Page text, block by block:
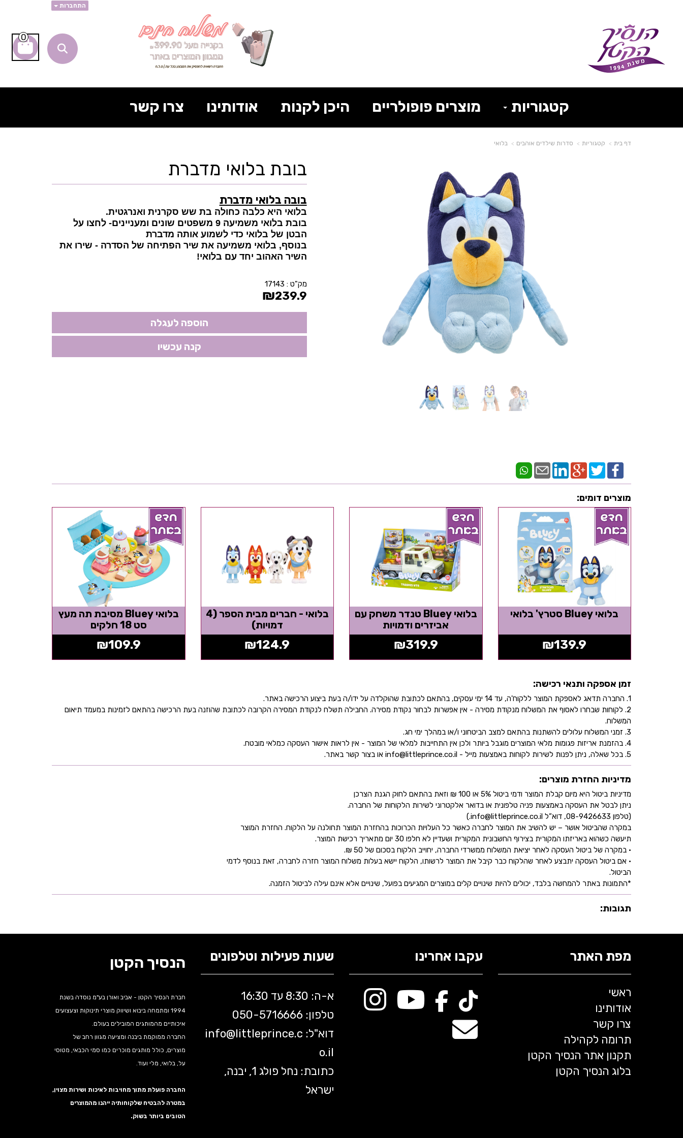
התחברות
0
קטגוריות מוצרים פופולריים היכן לקנות אודותינו צרו קשר
דף בית קטגוריות סדרות שילדים אוהבים בלואי
בובת בלואי מדברת
בובה בלואי מדברת
בלואי היא כלבה כחולה בת שש סקרנית ואנרגטית.
בובת בלואי משמיעה 9 משפטים שונים ומעניינים-
לחצו על
הבטן של בלואי כדי לשמוע אותה מדברת
בנוסף, בלואי משמיעה את שיר הפתיחה של הסדרה - שירו את
השיר האהוב יחד עם בלואי!
מק"ט : 17143
₪239.9
מוצרים דומים:
בלואי Bluey סטרץ' בלואי
₪139.9
בלואי Bluey טנדר משחק עם
אביזרים ודמויות
₪319.9
בלואי - חברים מבית הספר (4
דמויות)
₪124.9
בלואי Bluey מסיבת תה מעץ
סט 18 חלקים
₪109.9
זמן אספקה ותנאי רכישה:
1. החברה תדאג לאספקת המוצר ללקוח'ה, עד 14 ימי עסקים, בהתאם לכתובת שהוקלדה על ידו/ה בעת ביצוע הרכישה באתר.
2. לקוחות שבחרו לאסוף את המשלוח מנקודת מסירה - אין אפשרות לבחור נקודת מסירה. החבילה תשלח לנקודת המסירה הקרובה לכתובת שהוזנה בעת הרכישה בהתאם לזמינות במעמד תיאום
המשלוח.
3. זמני המשלוח עלולים להשתנות בהתאם למצב הביטחוני ו/או במהלך ימי חג.
4. בהזמנת אריזות פגומות מלאי המוצרים מוגבל ביותר ולכן אין התחייבות למלאי של המוצר - אין לראות אישור העסקה כמלאי מובטח.
5. בכל שאלה, ניתן לפנות לשירות לקוחות באמצעות מייל - info@littleprince.co.il או בצור קשר באתר.
מדיניות החזרת מוצרים:
מדיניות ביטול היא מיום קבלת המוצר ודמי ביטול 5% או 100 ₪ וזאת בהתאם לחוק הגנת הצרכן
ניתן לבטל את העסקה באמצעות פניה טלפונית או בדואר אלקטרוני לשירות הלקוחות של החברה.
(טלפון 08-9426633, דוא”ל info@littleprince.co.il.)
במקרה שהביטול אושר – יש להשיב את המוצר לחברה כאשר כל העלויות הכרוכות בהחזרת המוצר תחולנה על הלקוח. החזרת המוצר
תיעשה כשהוא באריזתו המקורית בצירוף החשבונית המקורית ושעדיין לא חלפו 30 יום מתאריך רכישת המוצר.
• במקרה של ביטול העסקה לאחר יציאת המשלוח ממשרדי החברה, יחוייב הלקוח בסכום של 50 ₪.
• אם ביטול העסקה יתבצע לאחר שהלקוח כבר קיבל את המוצר לרשותו, הלקוח יישא בעלות משלוח המוצר חזרה לחברה, זאת בנוסף לדמי
הביטול.
*התמונות באתר להמחשה בלבד, יכולים להיות שינויים קלים במוצרים המגיעים בפועל, שינויים אלא אינם עילה לביטול הזמנה.
תגובות:
מפת האתר
ראשי
אודותינו
צרו קשר
תרומה לקהילה
תקנון אתר הנסיך הקטן
בלוג הנסיך הקטן
עקבו אחרינו שעות פעילות וטלפונים
א-ה: 8:30 עד 16:30
טלפון: 050-5 716666
דוא"ל:
info@littleprince.c
o.il
כתובת: נחל פולג 1, יבנה,
ישראל
הנסיך הקטן
חברת הנסיך הקטן - אביב ואורן בע"מ נוסדה בשנת
1994 ומתמחה ביבוא ושיווק מוצרי תינוקות וצעצועים
איכותיים מהמותגים המובילים בעולם.
החברה ממוקמת ביבנה ומציעה מגוון רחב של
מוצרים, כולל מותגים מוכרים כמו סמי הכבאי, מטוסי
על, בלואי, מלי ועוד.
החברה פועלת מתוך מחויבות לאיכות ושירות מצוין,
במטרה להבטיח שלקוחותיה ייהנו מהמוצרים
הטובים ביותר בשוק.